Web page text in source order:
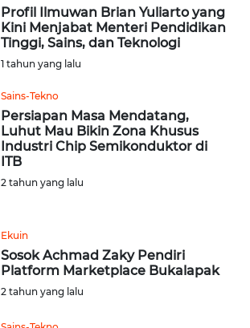
Profil Ilmuwan Brian Yuliarto yang
Kini Menjabat Menteri Pendidikan
Tinggi, Sains, dan Teknologi
1 tahun yang lalu
Sains-Tekno
Persiapan Masa Mendatang,
Luhut Mau Bikin Zona Khusus
Industri Chip Semikonduktor di
ITB
2 tahun yang lalu
Ekuin
Sosok Achmad Zaky Pendiri
Platform Marketplace Bukalapak
2 tahun yang lalu